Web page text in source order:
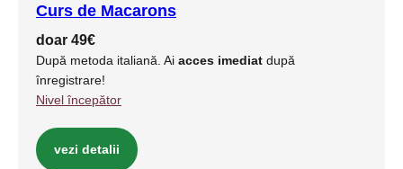
Curs de Macarons
doar 49€
După metoda italiană. Ai acces imediat după
înregistrare!
Nivel începător
vezi detalii